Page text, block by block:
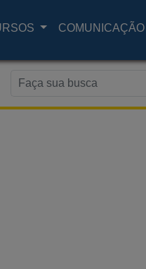
COMUNICAÇÃO